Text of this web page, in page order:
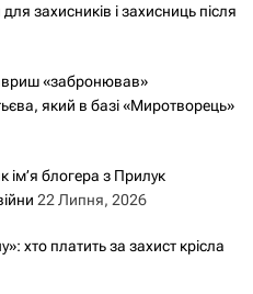
захисників і захисниць після
«забронював»
який в базі «Миротворець»
ім’я блогера з Прилук
22 Липня, 2026
хто платить за захист крісла